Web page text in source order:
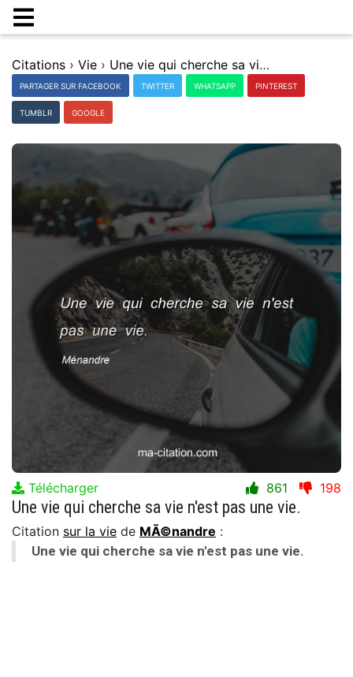
Citations › Vie › Une vie qui cherche sa vie n'est pas une vie.
PARTAGER SUR FACEBOOK TWITTER WHATSAPP PINTEREST
TUMBLR GOOGLE
Télécharger 861 198
Une vie qui cherche sa vie n'est pas une vie.
Citation sur la vie de MÃ©nandre :
Une vie qui cherche sa vie n'est pas une vie.